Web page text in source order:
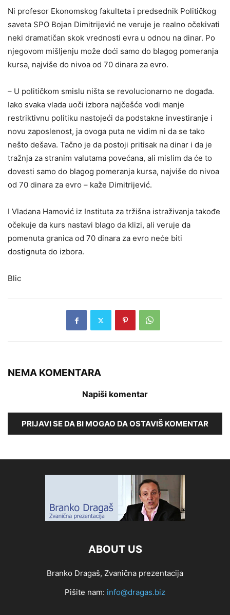
Ni profesor Ekonomskog fakulteta i predsednik Političkog
saveta SPO Bojan Dimitrijević ne veruje je realno očekivati
neki dramatičan skok vrednosti evra u odnou na dinar. Po
njegovom mišljenju može doći samo do blagog pomeranja
kursa, najviše do nivoa od 70 dinara za evro.
– U političkom smislu ništa se revolucionarno ne događa.
Iako svaka vlada uoči izbora najčešće vodi manje
restriktivnu politiku nastojeći da podstakne investiranje i
novu zaposlenost, ja ovoga puta ne vidim ni da se tako
nešto dešava. Tačno je da postoji pritisak na dinar i da je
tražnja za stranim valutama povećana, ali mislim da će to
dovesti samo do blagog pomeranja kursa, najviše do nivoa
od 70 dinara za evro – kaže Dimitrijević.
I Vladana Hamović iz Instituta za tržišna istraživanja takođe
očekuje da kurs nastavi blago da klizi, ali veruje da
pomenuta granica od 70 dinara za evro neće biti
dostignuta do izbora.
Blic
NEMA KOMENTARA
Napiši komentar
PRIJAVI SE DA BI MOGAO DA OSTAVIŠ KOMENTAR
ABOUT US
Branko Dragaš, Zvanična prezentacija
Pišite nam: info@dragas.biz